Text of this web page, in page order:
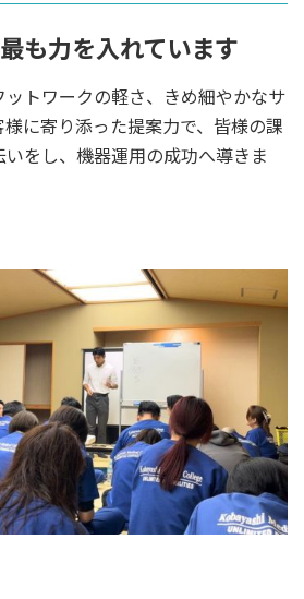
も力を入れています
トワークの軽さ、きめ細やかなサ
に寄り添った提案力で、皆様の課
をし、機器運用の成功へ導きま